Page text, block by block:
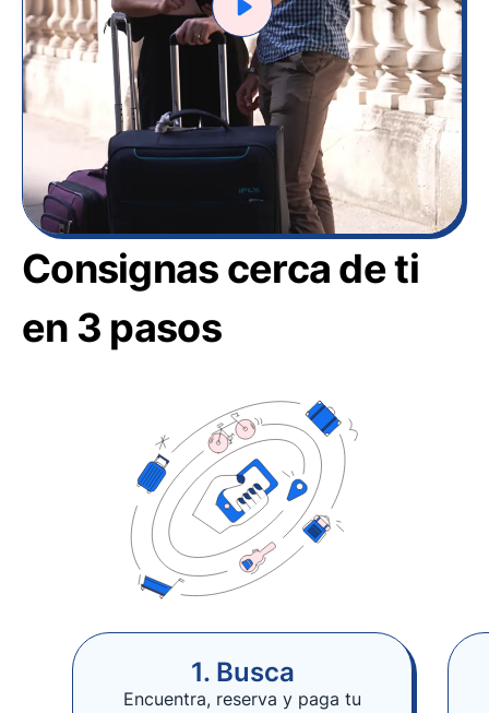
Consignas cerca de ti
en 3 pasos
1. Busca
Encuentra, reserva y paga tu